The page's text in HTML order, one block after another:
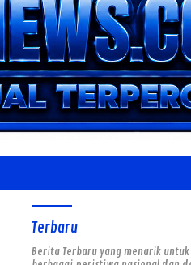
Terbaru
Berita Terbaru yang menarik